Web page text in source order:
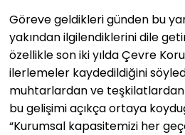
Göreve geldikleri günden bu
yakından ilgilendiklerini dile
özellikle son iki yılda Çevre
ilerlemeler kaydedildiğini
muhtarlardan ve
bu gelişimi açıkça ortaya
“Kurumsal kapasitemizi her